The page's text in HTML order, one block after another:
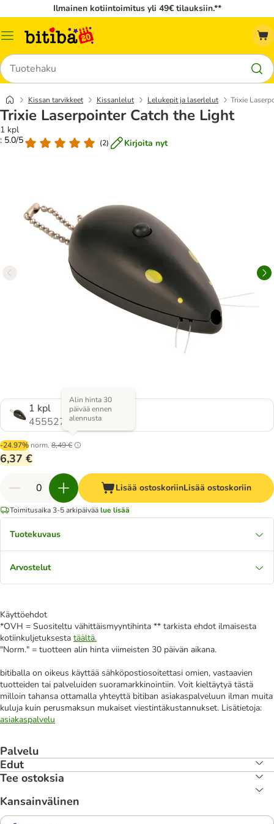
Ilmainen kotiintoimitus yli 49€ tilauksiin.**
Katalogivalikko
Hae
Kissan tarvikkeet Kissanlelut Lelukepit ja laserlelut Trixie
Trixie Laserpointer Catch the Light
1 kpl
: 5.0/5
(2) Kirjoita nyt
1 kpl
455527.4
-24.97% norm. 8,49 €
Alin hinta 30
päivää ennen
alennusta
6,37 €
Lisää ostoskoriinLisää ostoskoriin
Toimitusaika 3-5 arkipäiväälue lisää
Tuotekuvaus
Arvostelut
Käyttöehdot
*OVH = Suositeltu vähittäismyyntihinta ** tarkista ehdot ilmaisesta
kotiinkuljetuksesta täältä.
"Norm." = tuotteen alin hinta viimeisten 30 päivän aikana.
bitiballa on oikeus käyttää sähköpostiosoitettasi omien, vastaavien
tuotteiden tai palveluiden suoramarkkinointiin. Voit kieltäytyä tästä
milloin tahansa ottamalla yhteyttä bitiban asiakaspalveluun ilman muita
kuluja kuin perusmaksun mukaiset viestintäkustannukset. Lisätietoja:
asiakaspalvelu
Palvelu
Edut
Tee ostoksia
Kansainvälinen